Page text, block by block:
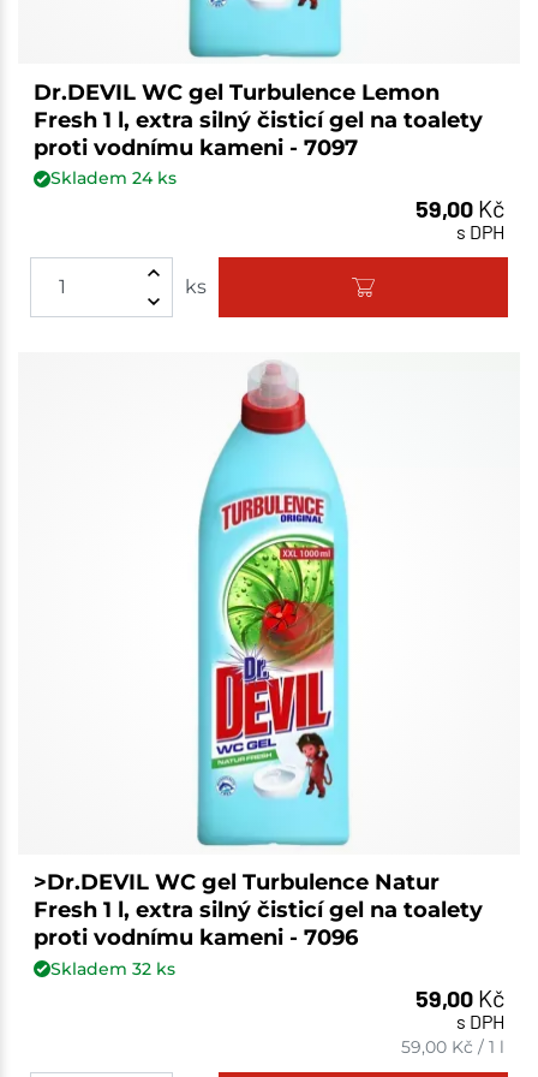
Dr.DEVIL WC gel Turbulence Lemon
Fresh 1 l, extra silný čisticí gel na toalety
proti vodnímu kameni - 7097
Skladem 24ks
59,00 Kč
s DPH
ks
>Dr.DEVIL WC gel Turbulence Natur
Fresh 1 l, extra silný čisticí gel na toalety
proti vodnímu kameni - 7096
Skladem 32ks
59,00 Kč
s DPH
59,00 Kč /1 l